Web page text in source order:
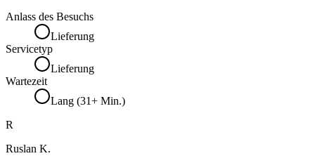
Anlass des Besuchs
Lieferung
Servicetyp
Lieferung
Wartezeit
Lang (31+ Min.)
R
Ruslan K.